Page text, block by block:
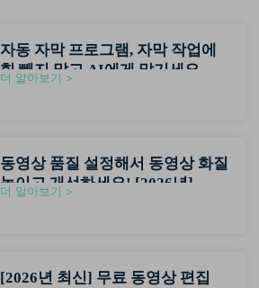
자동 자막 프로그램, 자막 작업에
힘 빼지 말고 AI에게 맡기세요
(2026최신)
더 알아보기 >
동영상 품질 설정해서 동영상 화질
높이고 개선하세요! [2026년]
더 알아보기 >
[2026년 최신] 무료 동영상 편집